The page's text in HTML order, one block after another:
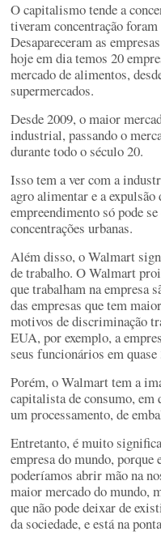
O capitalismo tende a
tiveram concentração
Desapareceram as
hoje em dia temos 20
mercado de alimentos,
supermercados.
Desde 2009, o maior
industrial, passando o
durante todo o século 20.
Isso tem a ver com a
agro alimentar e a expulsão
empreendimento só pode
concentrações urbanas.
Além disso, o Walmart
de trabalho. O Walmart
que trabalham na empresa
das empresas que tem
motivos de discriminação
EUA, por exemplo, a
seus funcionários em quase
Porém, o Walmart tem a
capitalista de consumo, em
um processamento, de
Entretanto, é muito
empresa do mundo, porque
poderíamos abrir mão na
maior mercado do mundo,
que não pode deixar de
da sociedade, e está na